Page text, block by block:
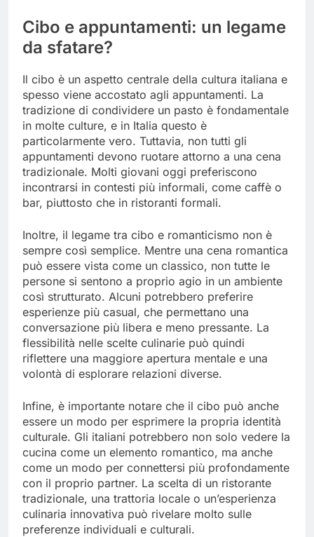
Cibo e appuntamenti: un legame
da sfatare?
Il cibo è un aspetto centrale della cultura italiana e
spesso viene accostato agli appuntamenti. La
tradizione di condividere un pasto è fondamentale
in molte culture, e in Italia questo è
particolarmente vero. Tuttavia, non tutti gli
appuntamenti devono ruotare attorno a una cena
tradizionale. Molti giovani oggi preferiscono
incontrarsi in contesti più informali, come caffè o
bar, piuttosto che in ristoranti formali.
Inoltre, il legame tra cibo e romanticismo non è
sempre così semplice. Mentre una cena romantica
può essere vista come un classico, non tutte le
persone si sentono a proprio agio in un ambiente
così strutturato. Alcuni potrebbero preferire
esperienze più casual, che permettano una
conversazione più libera e meno pressante. La
flessibilità nelle scelte culinarie può quindi
riflettere una maggiore apertura mentale e una
volontà di esplorare relazioni diverse.
Infine, è importante notare che il cibo può anche
essere un modo per esprimere la propria identità
culturale. Gli italiani potrebbero non solo vedere la
cucina come un elemento romantico, ma anche
come un modo per connettersi più profondamente
con il proprio partner. La scelta di un ristorante
tradizionale, una trattoria locale o un’esperienza
culinaria innovativa può rivelare molto sulle
preferenze individuali e culturali.